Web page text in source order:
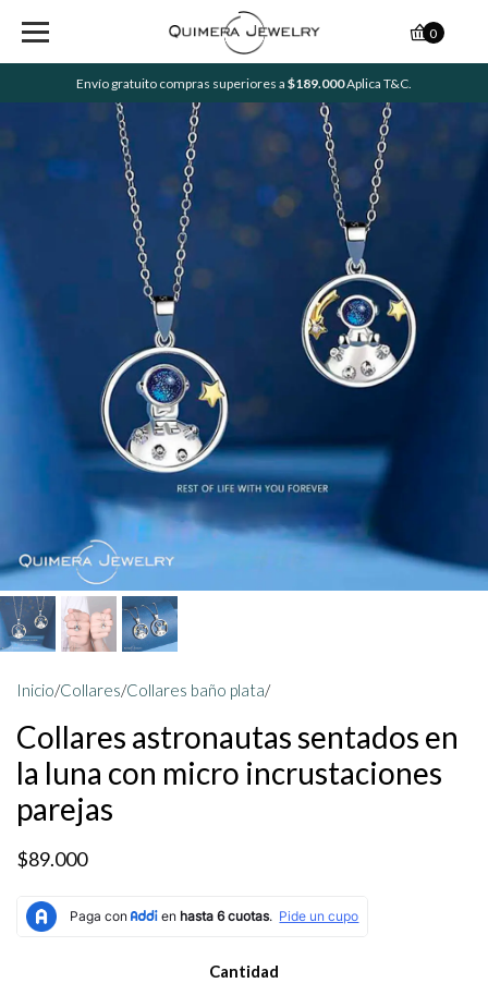
Envío gratuito compras superiores a $189.000Aplica T&C.
0
Inicio/Collares/Collares baño plata/
Collares astronautas sentados en
la luna con micro incrustaciones
parejas
$89.000
Cantidad